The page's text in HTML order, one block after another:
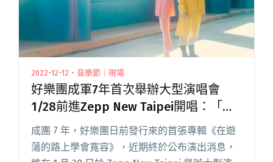
2022-12-12・音樂節｜現場
好樂團成軍7年首次舉辦大型演唱會
1/28前進Zepp New Taipei開唱：「開
工前先來沾沾喜氣」
成團 7 年，好樂團日前發行來的首張專輯《在遊
蕩的路上學會寬容》，近期終於公布演出消息，